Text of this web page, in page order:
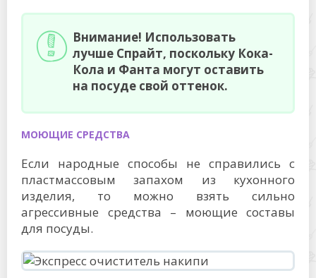
Внимание! Использовать
лучше Спрайт, поскольку Кока-
Кола и Фанта могут оставить
на посуде свой оттенок.
МОЮЩИЕ СРЕДСТВА
Если народные способы не справились с
пластмассовым запахом из кухонного
изделия, то можно взять сильно
агрессивные средства – моющие составы
для посуды.